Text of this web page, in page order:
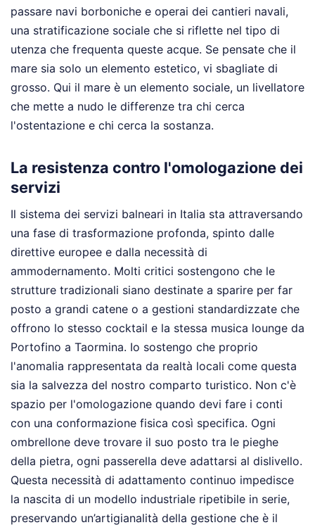
passare navi borboniche e operai dei cantieri navali,
una stratificazione sociale che si riflette nel tipo di
utenza che frequenta queste acque. Se pensate che il
mare sia solo un elemento estetico, vi sbagliate di
grosso. Qui il mare è un elemento sociale, un livellatore
che mette a nudo le differenze tra chi cerca
l'ostentazione e chi cerca la sostanza.
La resistenza contro l'omologazione dei
servizi
Il sistema dei servizi balneari in Italia sta attraversando
una fase di trasformazione profonda, spinto dalle
direttive europee e dalla necessità di
ammodernamento. Molti critici sostengono che le
strutture tradizionali siano destinate a sparire per far
posto a grandi catene o a gestioni standardizzate che
offrono lo stesso cocktail e la stessa musica lounge da
Portofino a Taormina. Io sostengo che proprio
l'anomalia rappresentata da realtà locali come questa
sia la salvezza del nostro comparto turistico. Non c'è
spazio per l'omologazione quando devi fare i conti
con una conformazione fisica così specifica. Ogni
ombrellone deve trovare il suo posto tra le pieghe
della pietra, ogni passerella deve adattarsi al dislivello.
Questa necessità di adattamento continuo impedisce
la nascita di un modello industriale ripetibile in serie,
preservando un’artigianalità della gestione che è il